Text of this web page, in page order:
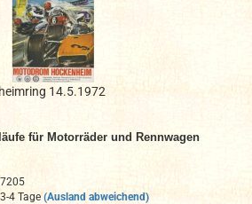
14.5.1972
für Motorräder und Rennwagen
3-4 Tage (Ausland abweichend)